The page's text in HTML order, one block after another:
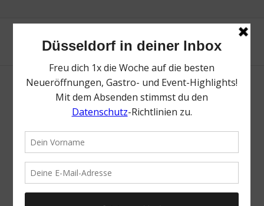
Bloombox Flingern | Top Blumenläden in